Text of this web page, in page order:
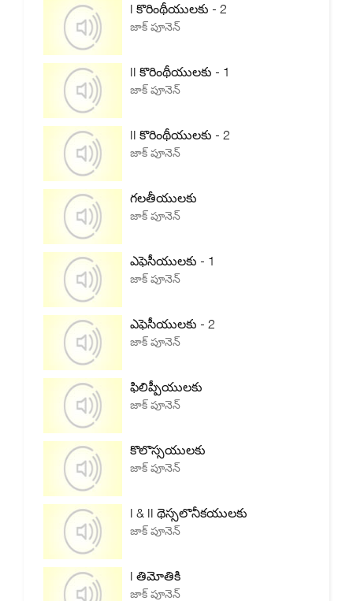
I కొరింథీయులకు - 2
జాక్ పూనెన్
II కొరింథీయులకు - 1
జాక్ పూనెన్
II కొరింథీయులకు - 2
జాక్ పూనెన్
గలతీయులకు
జాక్ పూనెన్
ఎఫెసీయులకు - 1
జాక్ పూనెన్
ఎఫెసీయులకు - 2
జాక్ పూనెన్
ఫిలిప్పీయులకు
జాక్ పూనెన్
కొలొస్సయులకు
జాక్ పూనెన్
I & II థెస్సలొనీకయులకు
జాక్ పూనెన్
I తిమోతికి
జాక్ పూనెన్